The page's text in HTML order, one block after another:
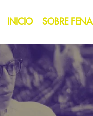
INICIO SOBRE FENA